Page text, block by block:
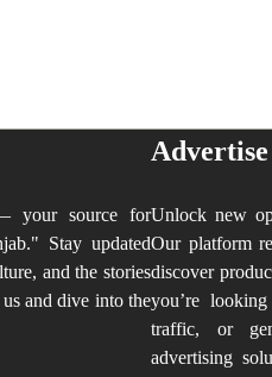
your source for
Stay updated
and the stories
and dive into the
Unlock new
Our platform
discover
you’re
traffic, or
advertising